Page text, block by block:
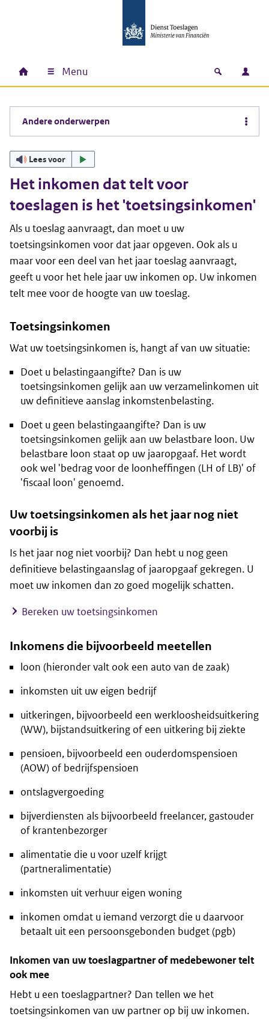
Hoofdnavigatie
Home Menu Open
Andere onderwerpen
Lees voor
Het inkomen dat telt voor
toeslagen is het 'toetsingsinkomen'
Als u toeslag aanvraagt, dan moet u uw
toetsingsinkomen voor dat jaar opgeven. Ook als u
maar voor een deel van het jaar toeslag aanvraagt,
geeft u voor het hele jaar uw inkomen op. Uw inkomen
telt mee voor de hoogte van uw toeslag.
Toetsingsinkomen
Wat uw toetsingsinkomen is, hangt af van uw situatie:
Doet u belastingaangifte? Dan is uw
toetsingsinkomen gelijk aan uw verzamelinkomen uit
uw definitieve aanslag inkomstenbelasting.
Doet u geen belastingaangifte? Dan is uw
toetsingsinkomen gelijk aan uw belastbare loon. Uw
belastbare loon staat op uw jaaropgaaf. Het wordt
ook wel 'bedrag voor de loonheffingen (LH of LB)' of
'fiscaal loon' genoemd.
Uw toetsingsinkomen als het jaar nog niet
voorbij is
Is het jaar nog niet voorbij? Dan hebt u nog geen
definitieve belastingaanslag of jaaropgaaf gekregen. U
moet uw inkomen dan zo goed mogelijk schatten.
Bereken uw toetsingsinkomen
Inkomens die bijvoorbeeld meetellen
loon (hieronder valt ook een auto van de zaak)
inkomsten uit uw eigen bedrijf
uitkeringen, bijvoorbeeld een werkloosheidsuitkering
(WW), bijstandsuitkering of een uitkering bij ziekte
pensioen, bijvoorbeeld een ouderdomspensioen
(AOW) of bedrijfspensioen
ontslagvergoeding
bijverdiensten als bijvoorbeeld freelancer, gastouder
of krantenbezorger
alimentatie die u voor uzelf krijgt
(partneralimentatie)
inkomsten uit verhuur eigen woning
inkomen omdat u iemand verzorgt die u daarvoor
betaalt uit een persoonsgebonden budget (pgb)
Inkomen van uw toeslagpartner of medebewoner telt
ook mee
Hebt u een toeslagpartner? Dan tellen we het
toetsingsinkomen van uw partner op bij uw inkomen.